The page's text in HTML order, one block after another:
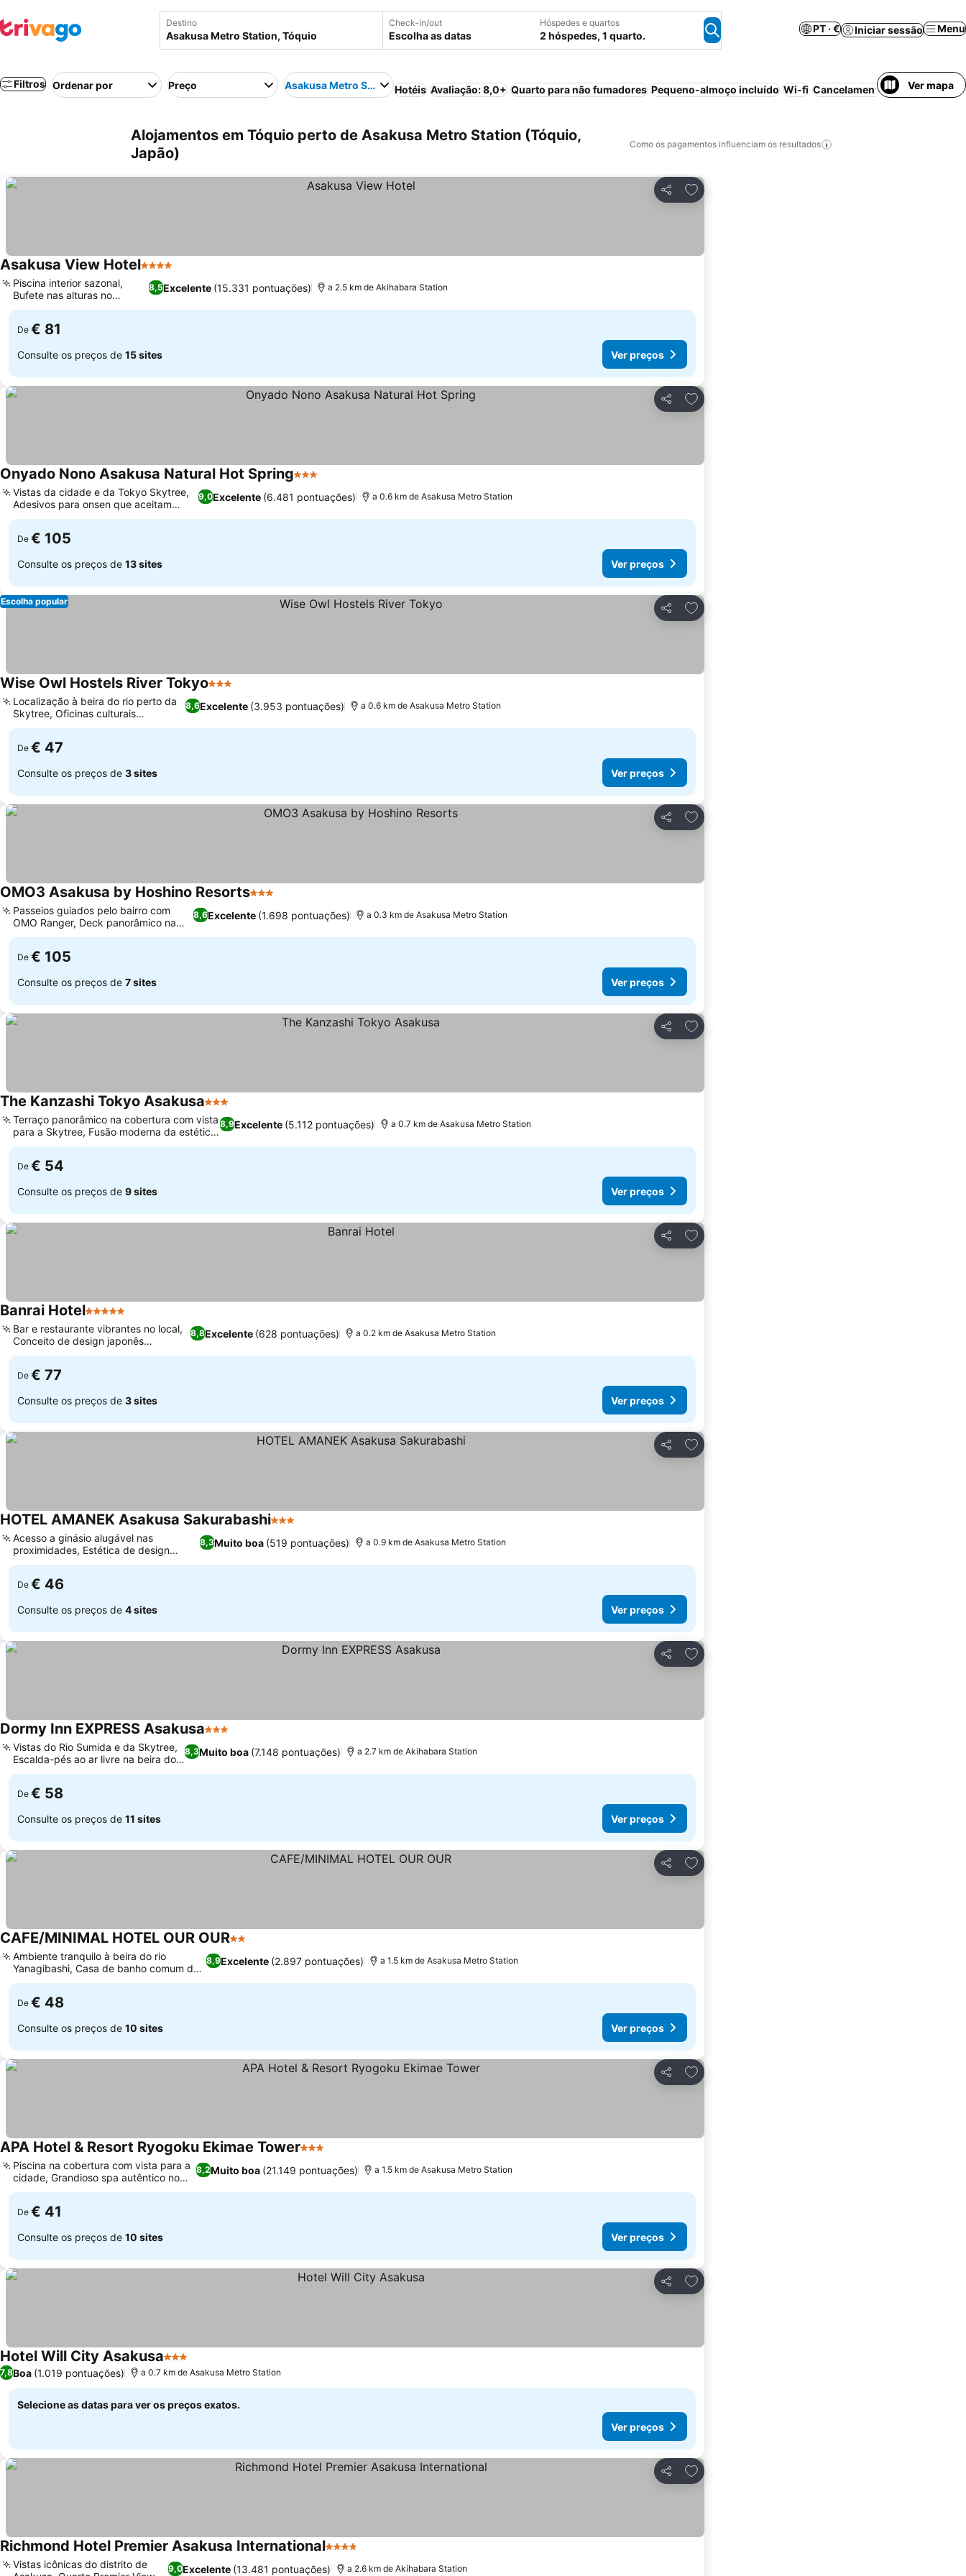
Destino Check-in/out
Escolha as datas
Hóspedes e quartos
2 hóspedes, 1 quarto.
PT · € Iniciar sessão Menu
Filtros Ordenar por Preço Asakusa Metro StationHotéis Avaliação: 8,0+ Quarto para não fumadores Pequeno-almoço incluído Wi-fi Cancelamento gratuitoVer mapa
Alojamentos em Tóquio perto de Asakusa Metro Station (Tóquio,
Japão)
Como os pagamentos influenciam os resultados
Partilhar
Adicionar aos favoritos
Asakusa View Hotel4 Estrelas
8,5Excelente (15.331 pontuações)
Piscina interior sazonal,
Bufete nas alturas no
Musashi
a 2.5 km de Akihabara Station
De € 81
Consulte os preços de 15 sites Ver preços
Partilhar
Adicionar aos favoritos
Onyado Nono Asakusa Natural Hot Spring3 Estrelas
9,0Excelente (6.481 pontuações)
Vistas da cidade e da Tokyo Skytree,
Adesivos para onsen que aceitam
tatuagens
a 0.6 km de Asakusa Metro Station
De € 105
Consulte os preços de 13 sites Ver preços
Partilhar
Adicionar aos favoritos
Escolha popular
Wise Owl Hostels River Tokyo3 Estrelas
8,6Excelente (3.953 pontuações)
Localização à beira do rio perto da
Skytree, Oficinas culturais
envolventes
a 0.6 km de Asakusa Metro Station
De € 47
Consulte os preços de 3 sites Ver preços
Partilhar
Adicionar aos favoritos
OMO3 Asakusa by Hoshino Resorts3 Estrelas
8,6Excelente (1.698 pontuações)
Passeios guiados pelo bairro com
OMO Ranger, Deck panorâmico na
cobertura
a 0.3 km de Asakusa Metro Station
De € 105
Consulte os preços de 7 sites Ver preços
Partilhar
Adicionar aos favoritos
The Kanzashi Tokyo Asakusa3 Estrelas
8,9Excelente (5.112 pontuações)
Terraço panorâmico na cobertura com vista
para a Skytree, Fusão moderna da estética
japonesa
a 0.7 km de Asakusa Metro Station
De € 54
Consulte os preços de 9 sites Ver preços
Partilhar
Adicionar aos favoritos
Banrai Hotel5 Estrelas
8,8Excelente (628 pontuações)
Bar e restaurante vibrantes no local,
Conceito de design japonês
tradicional
a 0.2 km de Asakusa Metro Station
De € 77
Consulte os preços de 3 sites Ver preços
Partilhar
Adicionar aos favoritos
HOTEL AMANEK Asakusa Sakurabashi3 Estrelas
8,3Muito boa (519 pontuações)
Acesso a ginásio alugável nas
proximidades, Estética de design
japonês moderno
a 0.9 km de Asakusa Metro Station
De € 46
Consulte os preços de 4 sites Ver preços
Partilhar
Adicionar aos favoritos
Dormy Inn EXPRESS Asakusa3 Estrelas
8,3Muito boa (7.148 pontuações)
Vistas do Rio Sumida e da Skytree,
Escalda-pés ao ar livre na beira do
rio
a 2.7 km de Akihabara Station
De € 58
Consulte os preços de 11 sites Ver preços
Partilhar
Adicionar aos favoritos
CAFE/MINIMAL HOTEL OUR OUR2 Estrelas
8,9Excelente (2.897 pontuações)
Ambiente tranquilo à beira do rio
Yanagibashi, Casa de banho comum de
madeira Hinoki
a 1.5 km de Asakusa Metro Station
De € 48
Consulte os preços de 10 sites Ver preços
Partilhar
Adicionar aos favoritos
APA Hotel & Resort Ryogoku Ekimae Tower3 Estrelas
8,2Muito boa (21.149 pontuações)
Piscina na cobertura com vista para a
cidade, Grandioso spa autêntico no
subsolo
a 1.5 km de Asakusa Metro Station
De € 41
Consulte os preços de 10 sites Ver preços
Partilhar
Adicionar aos favoritos
Hotel Will City Asakusa3 Estrelas
7,8Boa (1.019 pontuações) a 0.7 km de Asakusa Metro Station
Selecione as datas para ver os preços exatos.
Ver preços
Partilhar
Adicionar aos favoritos
Richmond Hotel Premier Asakusa International4 Estrelas
9,0Excelente (13.481 pontuações)
Vistas icônicas do distrito de
a 2.6 km de Akihabara Station